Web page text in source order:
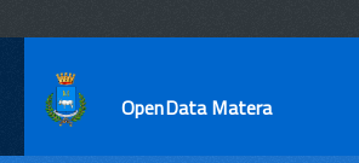
OpenData Matera